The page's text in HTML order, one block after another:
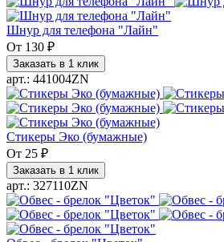
Шнур для телефона "Лайн"
От 130 ₽
Заказать в 1 клик
арт.: 441004ZN
Стикеры Эко (бумажные)
От 25 ₽
Заказать в 1 клик
арт.: 327110ZN